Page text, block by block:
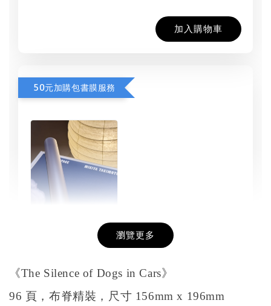
加入購物車
50元加購包書膜服務
書本包膜服務
NT$ 50
- +
瀏覽更多
《The Silence of Dogs in Cars》
96 頁，布脊精裝，尺寸 156mm x 196mm